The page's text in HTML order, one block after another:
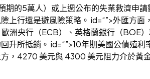
預期的5萬人）或上週公布的失業救濟
上行還是避風險策略。 id=“”>外匯方
洲央行（ECB）、英格蘭銀行（BOE
升所抵銷。 id=“”>10年期美國公債殖
，4270 美元與 4300 美元阻力介於黃